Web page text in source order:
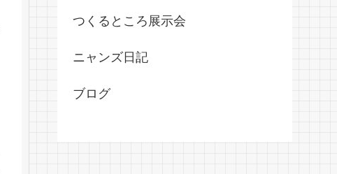
つくるところ展示会
ニャンズ日記
ブログ